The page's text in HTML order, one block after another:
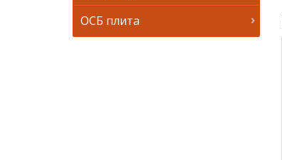
ОСБ плита